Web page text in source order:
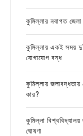
কুমিল্লার নবাগত
কুমিল্লায় একই সময়
যোগাযোগ বন্ধ
কুমিল্লায় জলাবদ্ধতায়
কার?
কুমিল্লা
ঘোষণা